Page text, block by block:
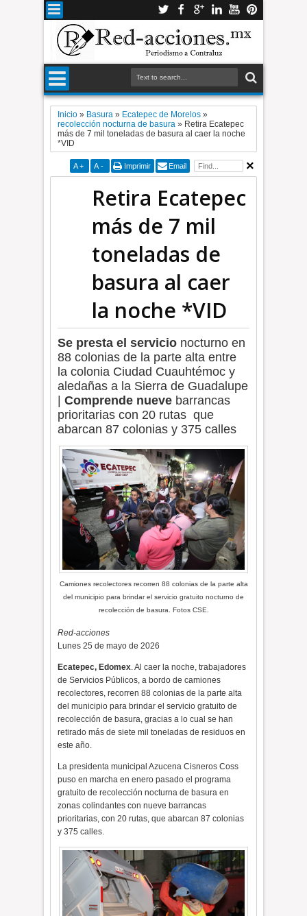
Inicio » Basura » Ecatepec de Morelos »
recolección nocturna de basura » Retira Ecatepec
más de 7 mil toneladas de basura al caer la noche
*VID
A + A - Imprimir Email
Retira Ecatepec
más de 7 mil
toneladas de
basura al caer
la noche *VID
Se presta el servicio nocturno en
88 colonias de la parte alta entre
la colonia Ciudad Cuauhtémoc y
aledañas a la Sierra de Guadalupe
|Comprende nueve barrancas
prioritarias con 20 rutas que
abarcan 87 colonias y 375 calles
Camiones recolectores recorren 88 colonias de la parte alta
del municipio para brindar el servicio gratuito nocturno de
recolección de basura. Fotos CSE.
Red-acciones
Lunes 25 de mayo de 2026
Ecatepec, Edomex. Al caer la noche, trabajadores
de Servicios Públicos, a bordo de camiones
recolectores, recorren 88 colonias de la parte alta
del municipio para brindar el servicio gratuito de
recolección de basura, gracias a lo cual se han
retirado más de siete mil toneladas de residuos en
este año.
La presidenta municipal Azucena Cisneros Coss
puso en marcha en enero pasado el programa
gratuito de recolección nocturna de basura en
zonas colindantes con nueve barrancas
prioritarias, con 20 rutas, que abarcan 87 colonias
y 375 calles.